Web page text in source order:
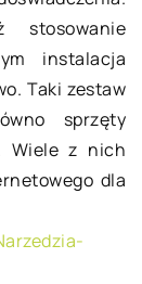
stosowanie
instalacja
Taki zestaw
sprzęty
Wiele z nich
dla